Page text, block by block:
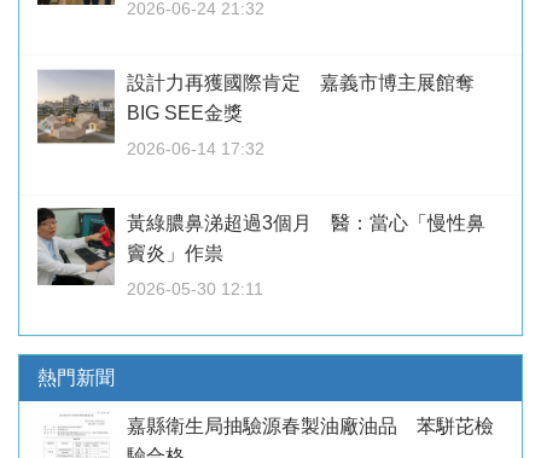
2026-06-24 21:32
設計力再獲國際肯定 嘉義市博主展館奪
BIG SEE金獎
2026-06-14 17:32
黃綠膿鼻涕超過3個月 醫：當心「慢性鼻
竇炎」作祟
2026-05-30 12:11
熱門新聞
嘉縣衛生局抽驗源春製油廠油品 苯駢芘檢